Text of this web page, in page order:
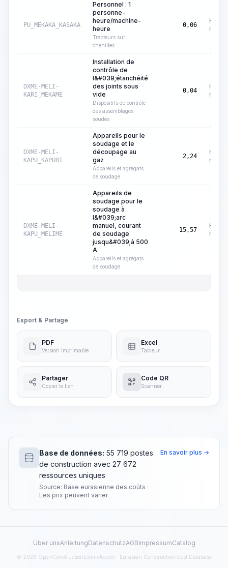
PU_MEKAKA_KASAKA
Personnel : 1
personne-
heure/machine-
heure
Tracteurs sur
chenilles
0,06
DXME-MELI-
KARI_MEKAME
Installation de
contrôle de
l&#039;étanchéité
des joints sous
vide
Dispositifs de contrôle
des assemblages
soudés
0,04
DXME-MELI-
KAPU_KAPURI
Appareils pour le
soudage et le
découpage au
gaz
Appareils et agrégats
de soudage
2,24
DXME-MELI-
KAPU_MELIME
Appareils de
soudage pour le
soudage à
l&#039;arc
manuel, courant
de soudage
jusqu&#039;à 500
A
Appareils et agrégats
de soudage
15,57
Export & Partage
PDF
Version imprimable
Excel
Tableur
Partager
Copier le lien
Code QR
Scanner
Base de données: 55 719 postes
de construction avec 27 672
ressources uniques
Source: Base eurasienne des coûts ·
Les prix peuvent varier
En savoir plus →
Über unsAnleitungDatenschutzAGBImpressumCatalog
© 2026 OpenConstructionEstimate.com · Eurasian Construction Cost Database